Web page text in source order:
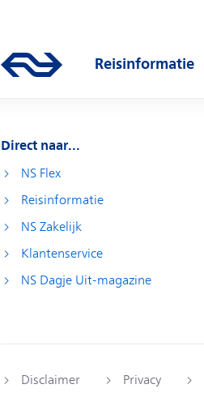
Ga naar de homepage van ns.nl
Reisinformatie
Direct naar...
NS Flex
Reisinformatie
NS Zakelijk
Klantenservice
NS Dagje Uit-magazine
Disclaimer Privacy